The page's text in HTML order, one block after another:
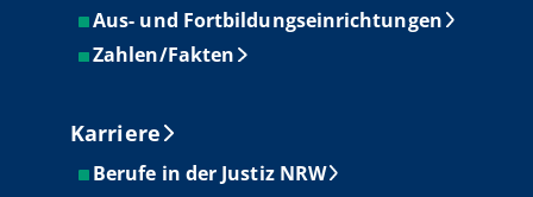
Aus- und Fortbildungseinrichtungen
Zahlen/Fakten
Karriere
Berufe in der Justiz NRW